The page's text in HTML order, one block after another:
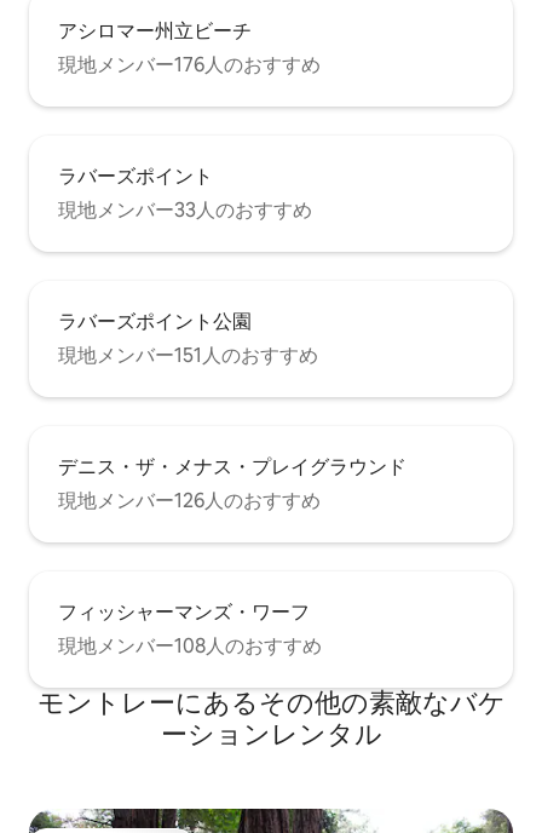
アシロマー州立ビーチ
現地メンバー176人のおすすめ
ラバーズポイント
現地メンバー33人のおすすめ
ラバーズポイント公園
現地メンバー151人のおすすめ
デニス・ザ・メナス・プレイグラウンド
現地メンバー126人のおすすめ
フィッシャーマンズ・ワーフ
現地メンバー108人のおすすめ
モントレーにあるその他の素敵なバケ
ーションレンタル